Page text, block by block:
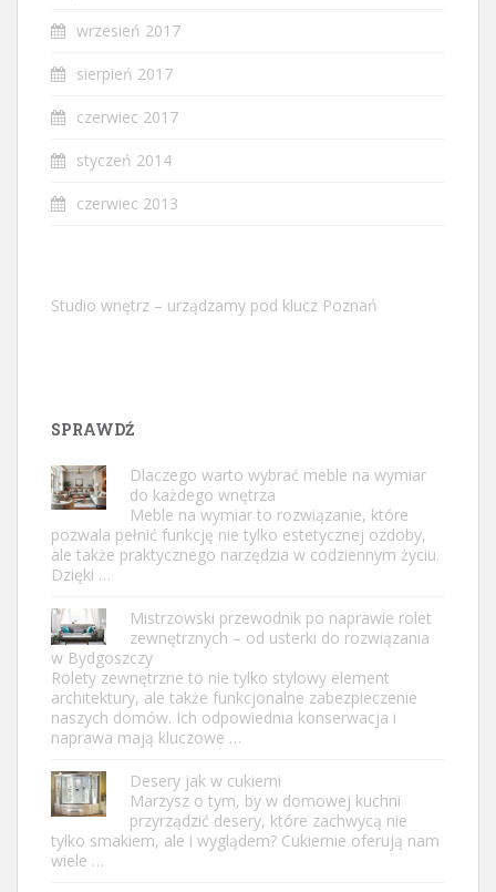
wrzesień 2017
sierpień 2017
czerwiec 2017
styczeń 2014
czerwiec 2013
Studio wnętrz – urządzamy pod klucz Poznań
SPRAWDŹ
Dlaczego warto wybrać meble na wymiar
do każdego wnętrza
Meble na wymiar to rozwiązanie, które
pozwala pełnić funkcję nie tylko estetycznej ozdoby,
ale także praktycznego narzędzia w codziennym życiu.
Dzięki …
Mistrzowski przewodnik po naprawie rolet
zewnętrznych – od usterki do rozwiązania
w Bydgoszczy
Rolety zewnętrzne to nie tylko stylowy element
architektury, ale także funkcjonalne zabezpieczenie
naszych domów. Ich odpowiednia konserwacja i
naprawa mają kluczowe …
Desery jak w cukierni
Marzysz o tym, by w domowej kuchni
przyrządzić desery, które zachwycą nie
tylko smakiem, ale i wyglądem? Cukiernie oferują nam
wiele …